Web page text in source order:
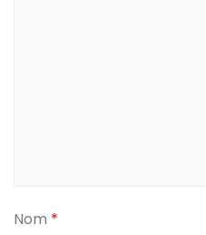
Nom *